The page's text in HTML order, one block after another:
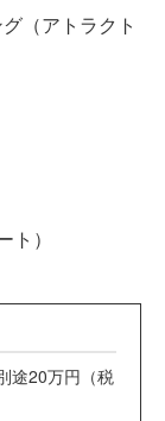
（アトラクト
）
途20万円（税